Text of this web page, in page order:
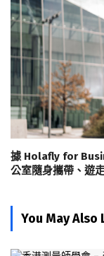
據 Holafly for
公室隨身攜帶、遊
You May Also